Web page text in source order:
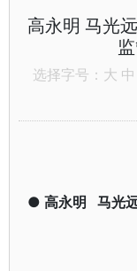
高永明 马光
选择字号： 大 中
● 高永明 马光